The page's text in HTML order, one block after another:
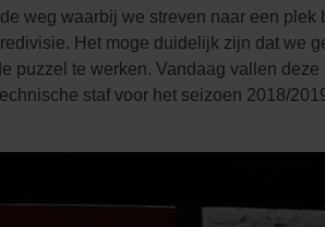
weg waarbij we streven naar een plek
Het moge duidelijk zijn dat we
puzzel te werken. Vandaag vallen deze
staf voor het seizoen 2018/